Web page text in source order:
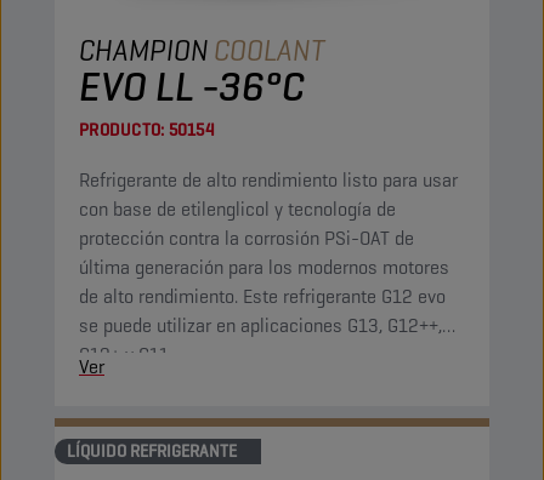
CHAMPIONCOOLANT
EVO LL -36°C
PRODUCTO: 50154
Refrigerante de alto rendimiento listo para usar
con base de etilenglicol y tecnología de
protección contra la corrosión PSi-OAT de
última generación para los modernos motores
de alto rendimiento. Este refrigerante G12 evo
se puede utilizar en aplicaciones G13, G12++,
G12+ y G11.
Ver
LÍQUIDO REFRIGERANTE